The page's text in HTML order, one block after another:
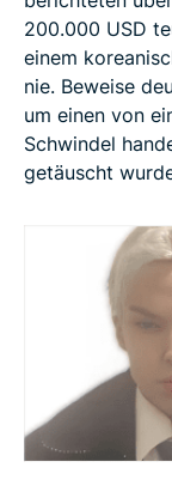
200.000 USD
einem
nie. Beweise
um einen von
Schwindel
getäuscht